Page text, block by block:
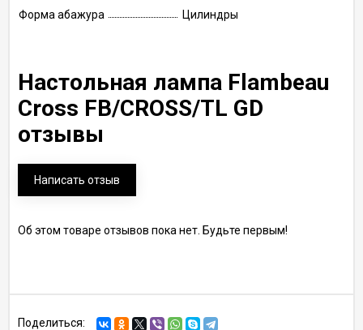
Форма абажура
Цилиндры
Настольная лампа Flambeau
Cross FB/CROSS/TL GD
отзывы
Написать отзыв
Об этом товаре отзывов пока нет. Будьте первым!
Поделиться: